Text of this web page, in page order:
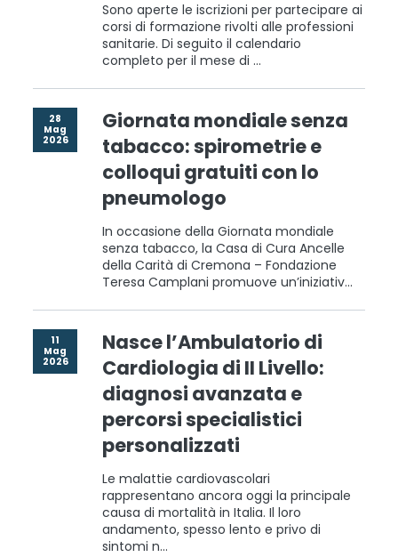
Sono aperte le iscrizioni per partecipare ai
corsi di formazione rivolti alle professioni
sanitarie. Di seguito il calendario
completo per il mese di ...
28
Mag
2026
Giornata mondiale senza
tabacco: spirometrie e
colloqui gratuiti con lo
pneumologo
In occasione della Giornata mondiale
senza tabacco, la Casa di Cura Ancelle
della Carità di Cremona – Fondazione
Teresa Camplani promuove un’iniziativ...
11
Mag
2026
Nasce l’Ambulatorio di
Cardiologia di II Livello:
diagnosi avanzata e
percorsi specialistici
personalizzati
Le malattie cardiovascolari
rappresentano ancora oggi la principale
causa di mortalità in Italia. Il loro
andamento, spesso lento e privo di
sintomi n...